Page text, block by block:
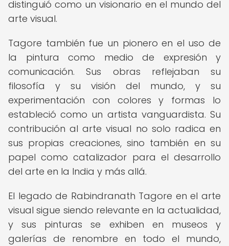
distinguió como un visionario en el mundo del
arte visual.
Tagore también fue un pionero en el uso de
la pintura como medio de expresión y
comunicación. Sus obras reflejaban su
filosofía y su visión del mundo, y su
experimentación con colores y formas lo
estableció como un artista vanguardista. Su
contribución al arte visual no solo radica en
sus propias creaciones, sino también en su
papel como catalizador para el desarrollo
del arte en la India y más allá.
El legado de Rabindranath Tagore en el arte
visual sigue siendo relevante en la actualidad,
y sus pinturas se exhiben en museos y
galerías de renombre en todo el mundo,